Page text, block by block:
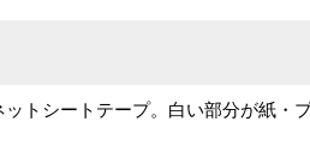
トシートテープ。白い部分が紙・